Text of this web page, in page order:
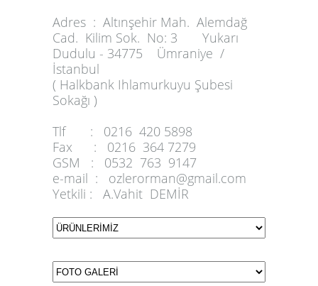
Adres : Altınşehir Mah. Alemdağ
Cad. Kilim Sok. No: 3 Yukarı
Dudulu - 34775 Ümraniye /
İstanbul
( Halkbank Ihlamurkuyu Şubesi
Sokağı )
Tlf :
0216 420 5898
Fax :
0216 364 7279
GSM :
0532 763 9147
e-mail :
ozlerorman@gmail.com
Yetkili :
A.Vahit DEMİR